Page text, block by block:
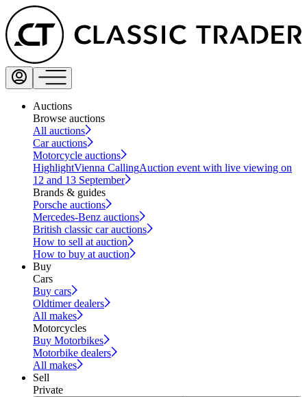
Auctions
Browse auctions
All auctions
Car auctions
Motorcycle auctions
HighlightVienna CallingAuction event with live viewing on
12 and 13 September
Brands & guides
Porsche auctions
Mercedes-Benz auctions
British classic car auctions
How to sell at auction
How to buy at auction
Buy
Cars
Buy cars
Oldtimer dealers
All makes
Motorcycles
Buy Motorbikes
Motorbike dealers
All makes
Sell
Private